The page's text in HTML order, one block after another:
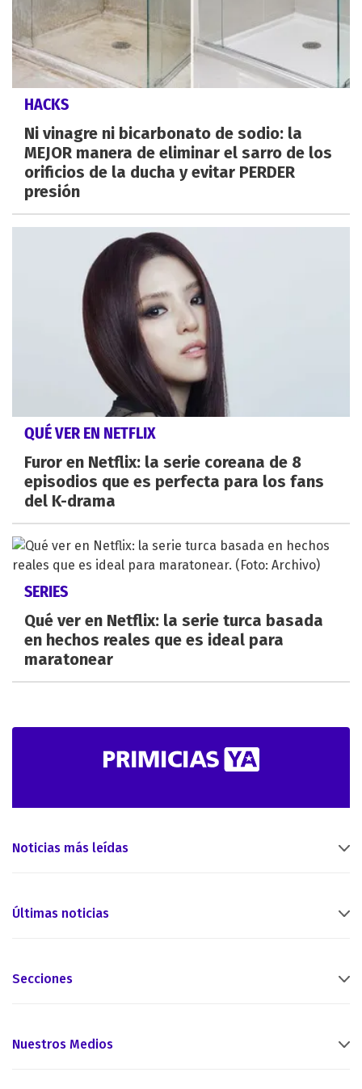
HACKS
Ni vinagre ni bicarbonato de sodio: la
MEJOR manera de eliminar el sarro de los
orificios de la ducha y evitar PERDER
presión
QUÉ VER EN NETFLIX
Furor en Netflix: la serie coreana de 8
episodios que es perfecta para los fans
del K-drama
SERIES
Qué ver en Netflix: la serie turca basada
en hechos reales que es ideal para
maratonear
Noticias más leídas
Últimas noticias
Secciones
Nuestros Medios